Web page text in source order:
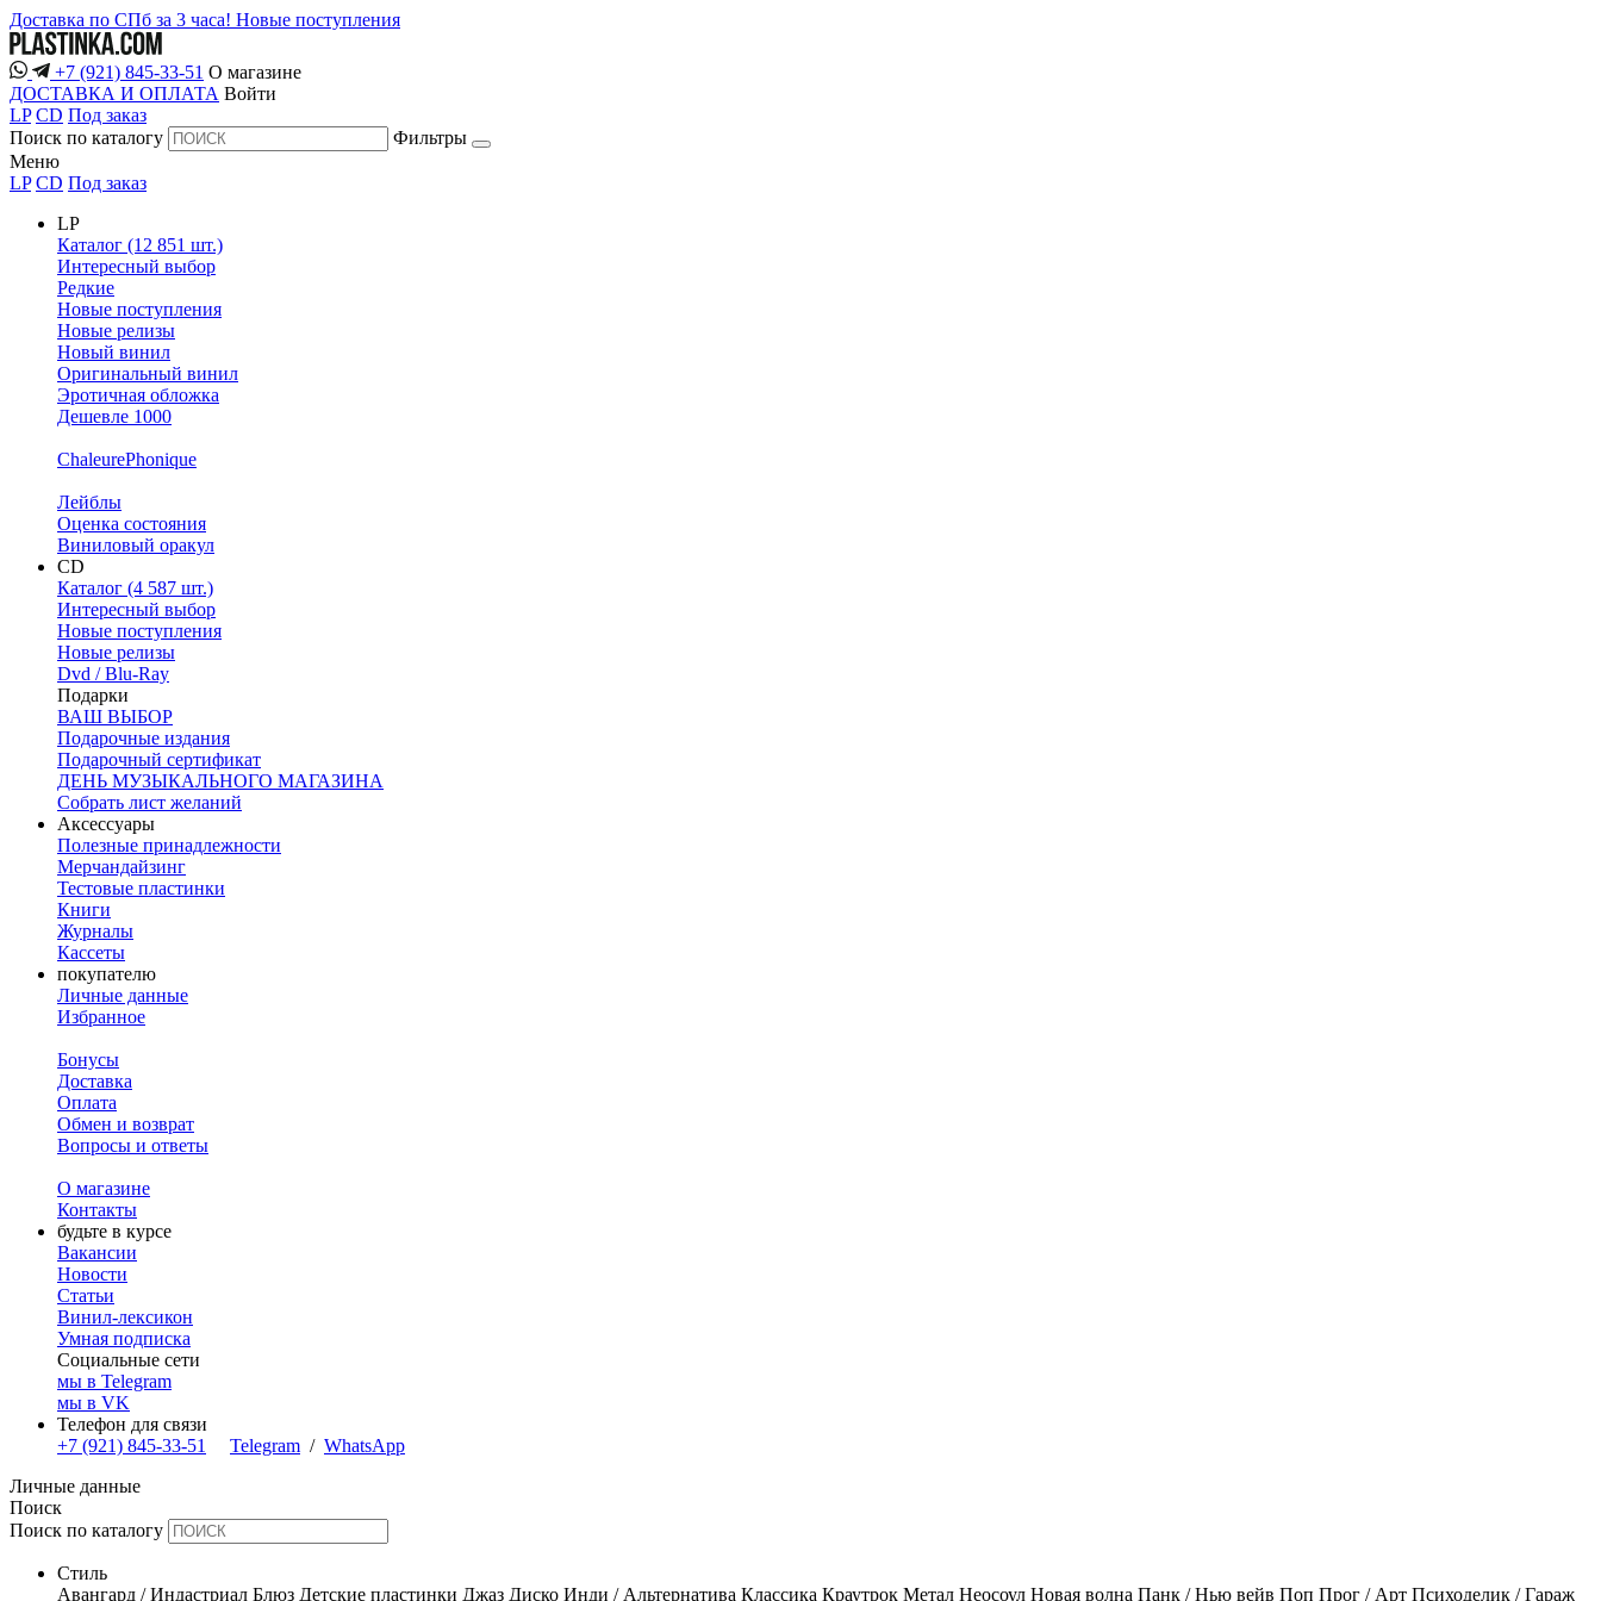
Доставка по СПб за 3 часа! Новые поступления
+7 (921) 845-33-51 О магазине
ДОСТАВКА И ОПЛАТА Войти
LP CD Под заказ
Поиск по каталогу
Фильтры
Меню
LP CD Под заказ
LP
Каталог (12 851 шт.)
Интересный выбор
Редкие
Новые поступления
Новые релизы
Новый винил
Оригинальный винил
Эротичная обложка
Дешевле 1000
ChaleurePhonique
Лейблы
Оценка состояния
Виниловый оракул
CD
Каталог (4 587 шт.)
Интересный выбор
Новые поступления
Новые релизы
Dvd / Blu-Ray
Подарки
ВАШ ВЫБОР
Подарочные издания
Подарочный сертификат
ДЕНЬ МУЗЫКАЛЬНОГО МАГАЗИНА
Собрать лист желаний
Аксессуары
Полезные принадлежности
Мерчандайзинг
Тестовые пластинки
Книги
Журналы
Кассеты
покупателю
Личные данные
Избранное
Бонусы
Доставка
Оплата
Обмен и возврат
Вопросы и ответы
О магазине
Контакты
будьте в курсе
Вакансии
Новости
Статьи
Винил-лексикон
Умная подписка
Социальные сети
мы в Telegram
мы в VK
Телефон для связи
+7 (921) 845-33-51
Telegram / WhatsApp
Личные данные
Поиск
Поиск по каталогу
Стиль
Авангард / Индастриал Блюз Детские пластинки Джаз Диско Инди / Альтернатива Классика Краутрок Метал Неосоул Новая волна Панк / Нью вейв Поп Прог / Арт Психоделик / Гараж